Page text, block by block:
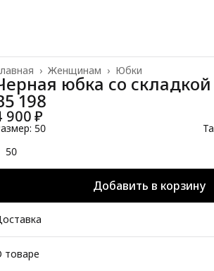
Юбки
Женщинам ›
›
юбка со
198
900 ₽
50
50
Добавить в корзину
товаре